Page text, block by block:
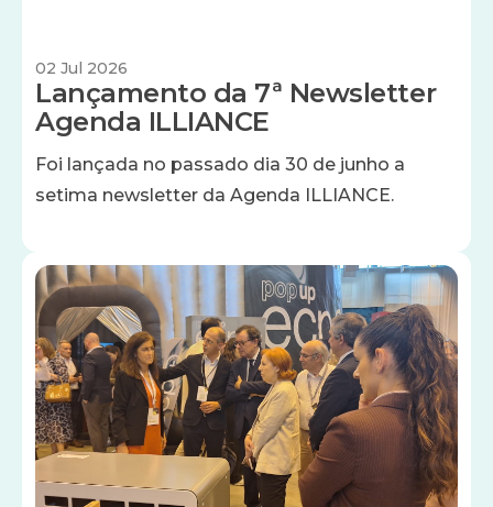
02 Jul 2026
Lançamento da 7ª Newsletter
Agenda ILLIANCE
Foi lançada no passado dia 30 de junho a
setima newsletter da Agenda ILLIANCE.
Imagem